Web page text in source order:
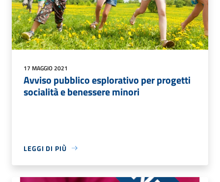
17 MAGGIO 2021
Avviso pubblico esplorativo per progetti
socialità e benessere minori
LEGGI DI PIÙ